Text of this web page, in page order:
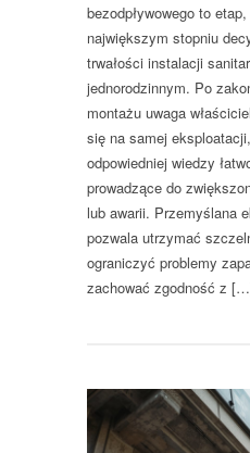
bezodpływowego to
największym stopniu
trwałości instalacji
jednorodzinnym. Po
montażu uwaga
się na samej
odpowiedniej wiedzy
prowadzące do
lub awarii. Przemyślana
pozwala utrzymać
ograniczyć problemy
zachować zgodność z